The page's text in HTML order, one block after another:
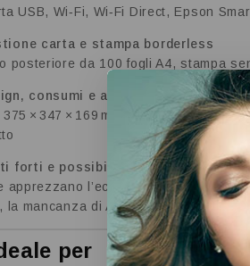
USB, Wi‑Fi, Wi‑Fi Direct, Epson
carta e stampa borderless
posteriore da 100 fogli A4, stampa
consumi e affidabilità
× 347 × 169 mm per 2,9 kg;
forti e possibili limiti
apprezzano l’eccellente rapporto
la mancanza di ADF, doppia faccia
per